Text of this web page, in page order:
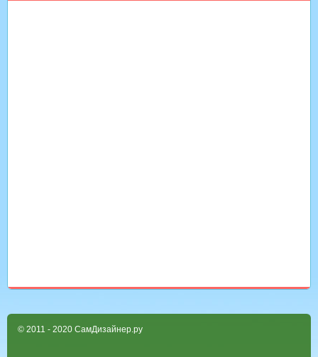
© 2011 - 2020 СамДизайнер.ру